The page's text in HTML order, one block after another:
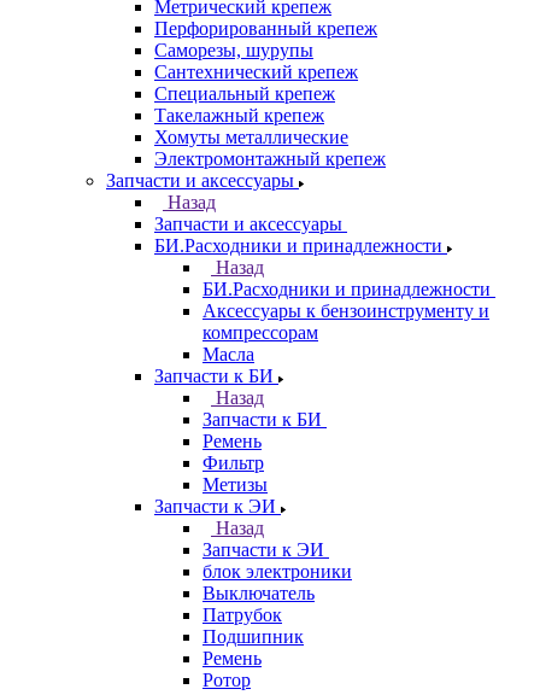
Метрический крепеж
Перфорированный крепеж
Саморезы, шурупы
Сантехнический крепеж
Специальный крепеж
Такелажный крепеж
Хомуты металлические
Электромонтажный крепеж
Запчасти и аксессуары
Назад
Запчасти и аксессуары
БИ.Расходники и принадлежности
Назад
БИ.Расходники и принадлежности
Аксессуары к бензоинструменту и
компрессорам
Масла
Запчасти к БИ
Назад
Запчасти к БИ
Ремень
Фильтр
Метизы
Запчасти к ЭИ
Назад
Запчасти к ЭИ
блок электроники
Выключатель
Патрубок
Подшипник
Ремень
Ротор